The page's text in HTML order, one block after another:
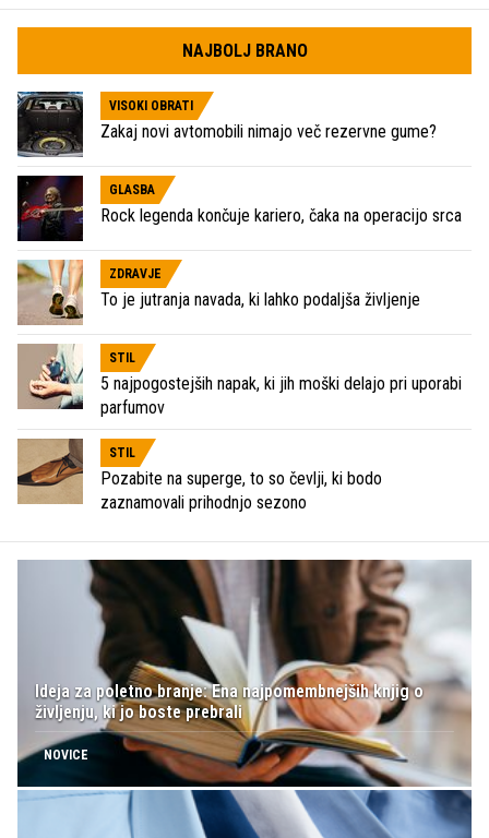
NAJBOLJ BRANO
VISOKI OBRATI
Zakaj novi avtomobili nimajo več rezervne gume?
GLASBA
Rock legenda končuje kariero, čaka na operacijo srca
ZDRAVJE
To je jutranja navada, ki lahko podaljša življenje
STIL
5 najpogostejših napak, ki jih moški delajo pri uporabi
parfumov
STIL
Pozabite na superge, to so čevlji, ki bodo
zaznamovali prihodnjo sezono
Ideja za poletno branje: Ena najpomembnejših knjig o
življenju, ki jo boste prebrali
NOVICE